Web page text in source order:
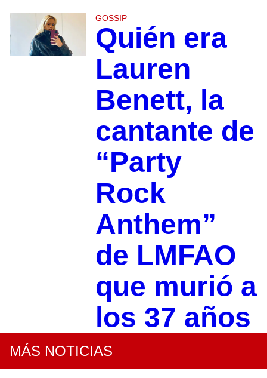
GOSSIP
Quién era
Lauren
Benett, la
cantante de
“Party
Rock
Anthem”
de LMFAO
que murió a
los 37 años
MÁS NOTICIAS